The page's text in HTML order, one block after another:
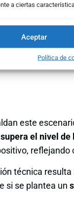
a ciertas
Aceptar
Política de
este
el nivel
técnica
si se plantea un